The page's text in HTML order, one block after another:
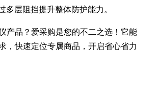
多层阻挡提升整体防护能力。
产品？爱采购是您的不二之选！它能
，快速定位专属商品，开启省心省力